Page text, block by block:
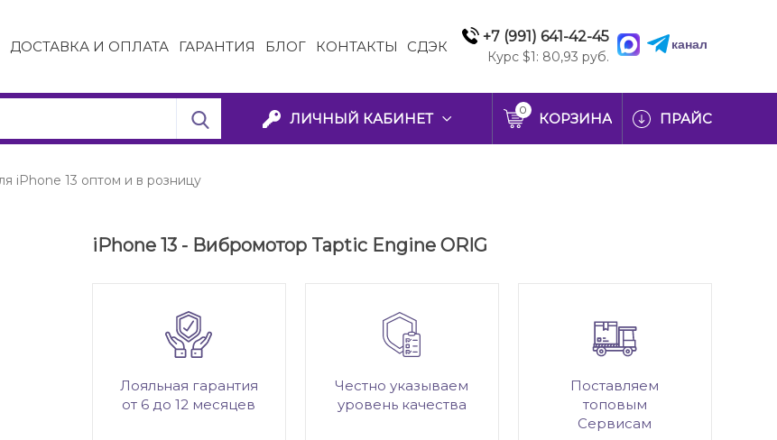
ДОСТАВКА И ОПЛАТА ГАРАНТИЯ БЛОГ КОНТАКТЫ СДЭК
+7 (991) 641-42-45
Курс $1: 80,93 руб.
канал
ЛИЧНЫЙ КАБИНЕТ
0
КОРЗИНА ПРАЙС
iPhone 13 оптом и в розницу
iPhone 13 - Вибромотор Taptic Engine ORIG
Лояльная гарантия
от 6 до 12 месяцев
Честно указываем
уровень качества
Поставляем
топовым
Сервисам